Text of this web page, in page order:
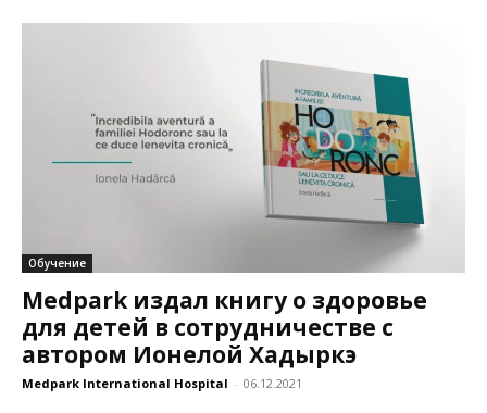
Обучение
Medpark издал книгу о здоровье
для детей в сотрудничестве с
автором Ионелой Хадыркэ
Medpark International Hospital - 06.12.2021